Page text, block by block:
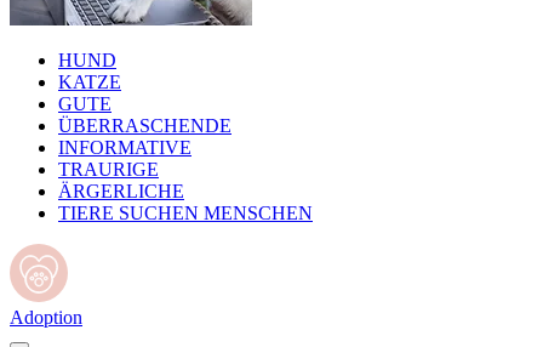
HUND
KATZE
GUTE
ÜBERRASCHENDE
INFORMATIVE
TRAURIGE
ÄRGERLICHE
TIERE SUCHEN MENSCHEN
Adoption